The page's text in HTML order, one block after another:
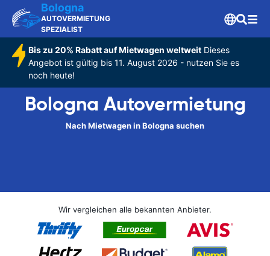
Bologna
AUTOVERMIETUNG
SPEZIALIST
Bis zu 20% Rabatt auf Mietwagen weltweitDieses
Angebot ist gültig bis 11. August 2026 - nutzen Sie es
noch heute!
Bologna Autovermietung
Nach Mietwagen in Bologna suchen
Wir vergleichen alle bekannten Anbieter.